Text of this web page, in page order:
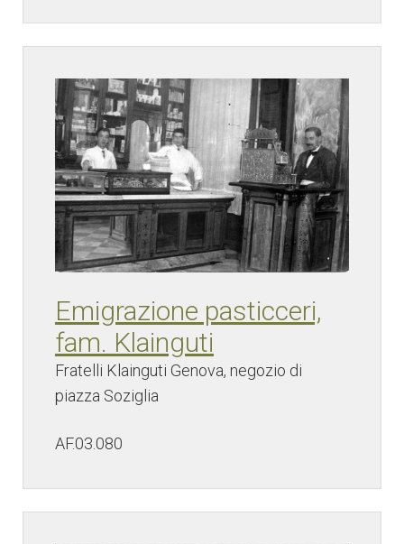
Emigrazione pasticceri,
fam. Klainguti
Fratelli Klainguti Genova, negozio di
piazza Soziglia
AF.03.080